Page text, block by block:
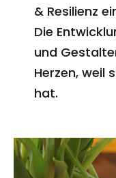
& Resilienz
Die
und
Herzen, weil
hat.